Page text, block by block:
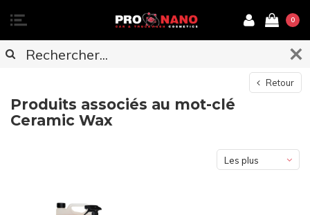
0
Retour
Produits associés au mot-clé
Ceramic Wax
Les plus